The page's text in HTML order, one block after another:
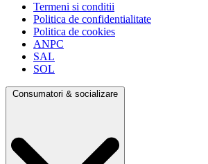
Termeni si conditii
Politica de confidentialitate
Politica de cookies
ANPC
SAL
SOL
Consumatori & socializare